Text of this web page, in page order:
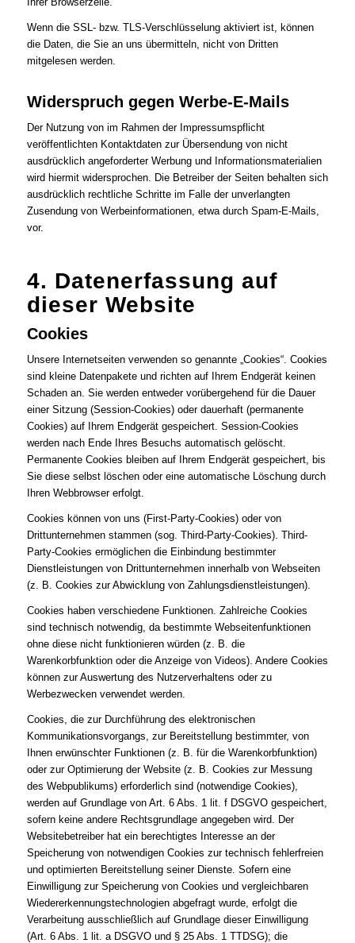
Wenn die SSL- bzw. TLS-Verschlüsselung aktiviert ist, können
die Daten, die Sie an uns übermitteln, nicht von Dritten
mitgelesen werden.
Widerspruch gegen Werbe-E-Mails
Der Nutzung von im Rahmen der Impressumspflicht
veröffentlichten Kontaktdaten zur Übersendung von nicht
ausdrücklich angeforderter Werbung und Informationsmaterialien
wird hiermit widersprochen. Die Betreiber der Seiten behalten sich
ausdrücklich rechtliche Schritte im Falle der unverlangten
Zusendung von Werbeinformationen, etwa durch Spam-E-Mails,
vor.
4. Datenerfassung auf
dieser Website
Cookies
Unsere Internetseiten verwenden so genannte „Cookies“. Cookies
sind kleine Datenpakete und richten auf Ihrem Endgerät keinen
Schaden an. Sie werden entweder vorübergehend für die Dauer
einer Sitzung (Session-Cookies) oder dauerhaft (permanente
Cookies) auf Ihrem Endgerät gespeichert. Session-Cookies
werden nach Ende Ihres Besuchs automatisch gelöscht.
Permanente Cookies bleiben auf Ihrem Endgerät gespeichert, bis
Sie diese selbst löschen oder eine automatische Löschung durch
Ihren Webbrowser erfolgt.
Cookies können von uns (First-Party-Cookies) oder von
Drittunternehmen stammen (sog. Third-Party-Cookies). Third-
Party-Cookies ermöglichen die Einbindung bestimmter
Dienstleistungen von Drittunternehmen innerhalb von Webseiten
(z. B. Cookies zur Abwicklung von Zahlungsdienstleistungen).
Cookies haben verschiedene Funktionen. Zahlreiche Cookies
sind technisch notwendig, da bestimmte Webseitenfunktionen
ohne diese nicht funktionieren würden (z. B. die
Warenkorbfunktion oder die Anzeige von Videos). Andere Cookies
können zur Auswertung des Nutzerverhaltens oder zu
Werbezwecken verwendet werden.
Cookies, die zur Durchführung des elektronischen
Kommunikationsvorgangs, zur Bereitstellung bestimmter, von
Ihnen erwünschter Funktionen (z. B. für die Warenkorbfunktion)
oder zur Optimierung der Website (z. B. Cookies zur Messung
des Webpublikums) erforderlich sind (notwendige Cookies),
werden auf Grundlage von Art. 6 Abs. 1 lit. f DSGVO gespeichert,
sofern keine andere Rechtsgrundlage angegeben wird. Der
Websitebetreiber hat ein berechtigtes Interesse an der
Speicherung von notwendigen Cookies zur technisch fehlerfreien
und optimierten Bereitstellung seiner Dienste. Sofern eine
Einwilligung zur Speicherung von Cookies und vergleichbaren
Wiedererkennungstechnologien abgefragt wurde, erfolgt die
Verarbeitung ausschließlich auf Grundlage dieser Einwilligung
(Art. 6 Abs. 1 lit. a DSGVO und § 25 Abs. 1 TTDSG); die